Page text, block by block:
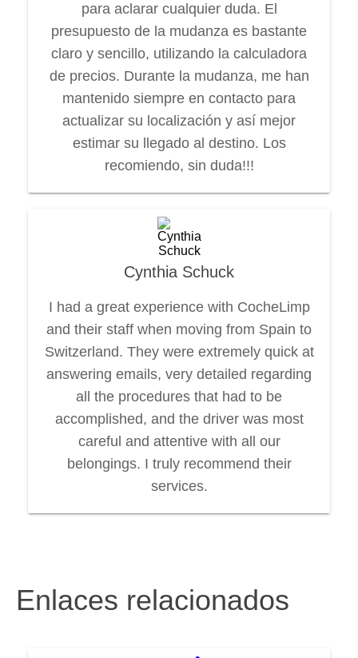
para aclarar cualquier duda. El
presupuesto de la mudanza es bastante
claro y sencillo, utilizando la calculadora
de precios. Durante la mudanza, me han
mantenido siempre en contacto para
actualizar su localización y así mejor
estimar su llegado al destino. Los
recomiendo, sin duda!!!
Cynthia Schuck
I had a great experience with CocheLimp
and their staff when moving from Spain to
Switzerland. They were extremely quick at
answering emails, very detailed regarding
all the procedures that had to be
accomplished, and the driver was most
careful and attentive with all our
belongings. I truly recommend their
services.
Enlaces relacionados